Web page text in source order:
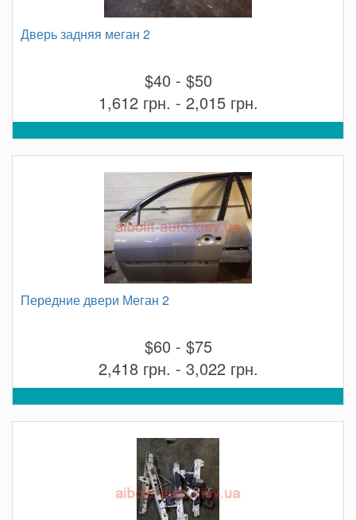
Дверь задняя меган 2
$40 - $50
1,612 грн. - 2,015 грн.
Передние двери Меган 2
$60 - $75
2,418 грн. - 3,022 грн.